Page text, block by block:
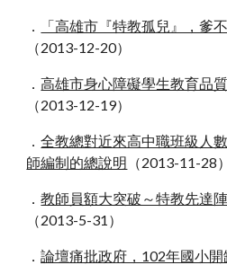
．
「高雄市『特教孤兒』，爹
（2013-12-20）
．高雄市身心障礙學生教育品
（2013-12-19）
．全教總對近來高中職班級人
師編制的總說明 （2013-11-28）
．教師員額大突破～特教先達
（2013-5-31）
．論壇痛批政府，102年國小